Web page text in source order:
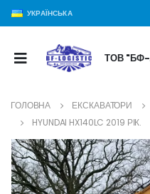
УКРАЇНСЬКА
ТОВ "БФ-
ГОЛОВНА ЕКСКАВАТОРИ
HYUNDAI HX140LC 2019 РІК.